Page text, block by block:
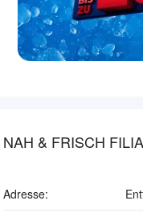
NAH & FRISCH
Adresse: